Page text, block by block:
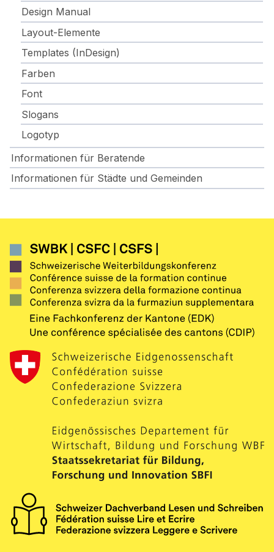
Design Manual
Layout-Elemente
Templates (InDesign)
Farben
Font
Slogans
Logotyp
Informationen für Beratende
Informationen für Städte und Gemeinden